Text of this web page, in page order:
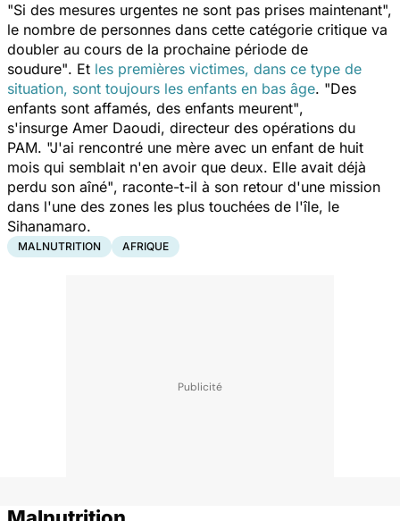
"Si des mesures urgentes ne sont pas prises maintenant",
le nombre de personnes dans cette catégorie critique va
doubler au cours de la prochaine période de
soudure". Et les premières victimes, dans ce type de
situation, sont toujours les enfants en bas âge. "Des
enfants sont affamés, des enfants meurent",
s'insurge Amer Daoudi, directeur des opérations du
PAM. "J'ai rencontré une mère avec un enfant de huit
mois qui semblait n'en avoir que deux. Elle avait déjà
perdu son aîné", raconte-t-il à son retour d'une mission
dans l'une des zones les plus touchées de l'île, le
Sihanamaro.
MALNUTRITION AFRIQUE